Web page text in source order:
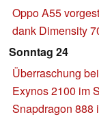
Oppo A55
dank Dimensity
Sonntag 24
Überraschung
Exynos 2100 im
Snapdragon 888